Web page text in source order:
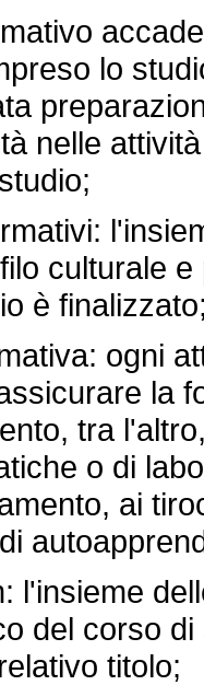
lo
nelle
culturale
è
ogni
la
tra
o di
ai
del corso
titolo;